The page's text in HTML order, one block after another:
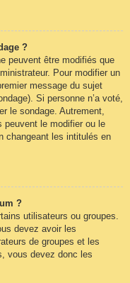
?
peuvent être modifiés que
Pour modifier un
message du sujet
Si personne n’a voté,
le sondage. Autrement,
peuvent le modifier ou le
changeant les intitulés en
?
utilisateurs ou groupes.
devez avoir les
de groupes et les
vous devez donc les